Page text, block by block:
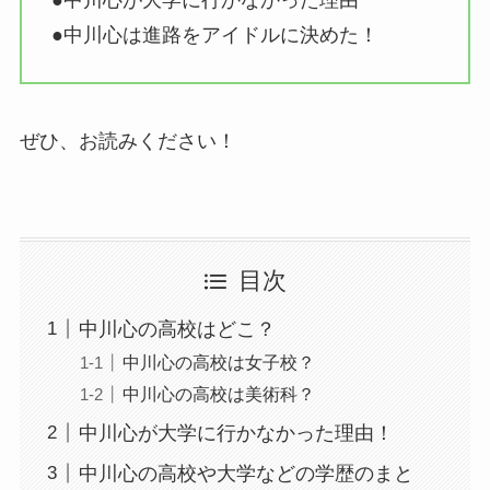
●中川心は進路をアイドルに決めた！
ぜひ、お読みください！
目次
中川心の高校はどこ？
中川心の高校は女子校？
中川心の高校は美術科？
中川心が大学に行かなかった理由！
中川心の高校や大学などの学歴のまと